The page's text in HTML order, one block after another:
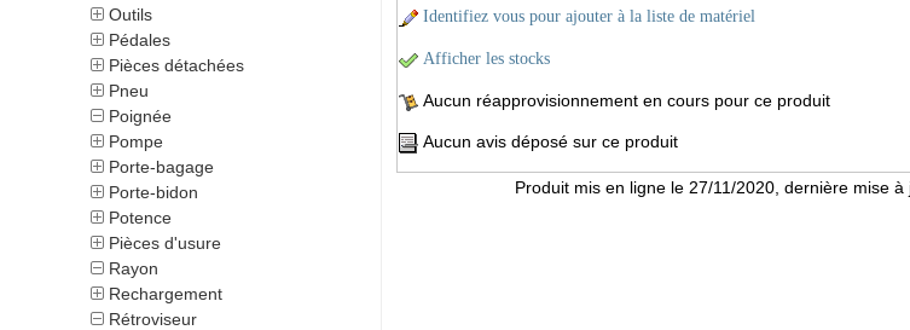
Outils
Pédales
Pièces détachées
Pneu
Poignée
Pompe
Porte-bagage
Porte-bidon
Potence
Pièces d'usure
Rayon
Rechargement
Rétroviseur
Identifiez vous pour ajouter à la liste de matériel
Afficher les stocks
Aucun réapprovisionnement en cours pour ce produit
Aucun avis déposé sur ce produit
Produit mis en ligne le 27/11/2020, dernière mise